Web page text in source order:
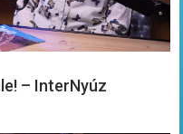
– InterNyúz